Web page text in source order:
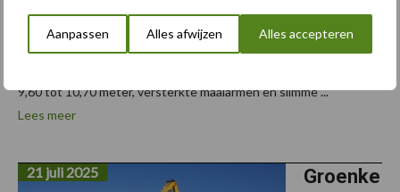
Aanpassen Alles afwijzen Alles accepteren
ontworpen voor loonwerkers en veehouders die maximale
9,60 tot 10,70 meter, versterkte maaiarmen en slimme ...
Lees meer
Groenke
21 juli 2025